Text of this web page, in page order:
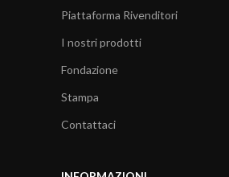
Piattaforma Rivenditori
I nostri prodotti
Fondazione
Stampa
Contattaci